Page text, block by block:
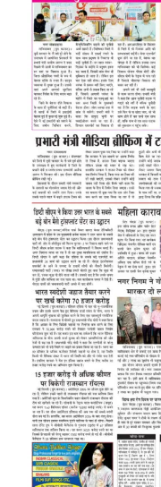
Image